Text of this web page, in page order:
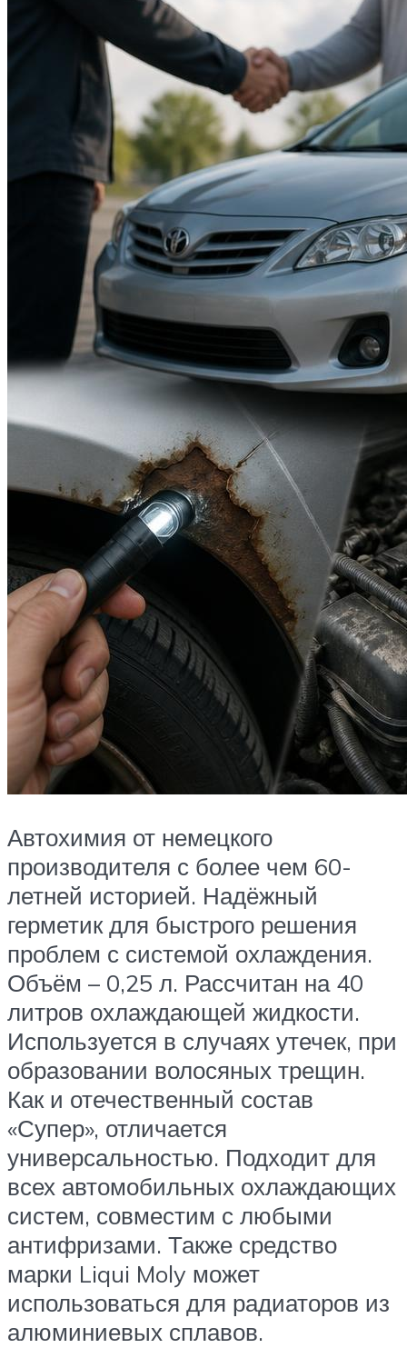
Автохимия от немецкого
производителя с более чем 60-
летней историей. Надёжный
герметик для быстрого решения
проблем с системой охлаждения.
Объём – 0,25 л. Рассчитан на 40
литров охлаждающей жидкости.
Используется в случаях утечек, при
образовании волосяных трещин.
Как и отечественный состав
«Супер», отличается
универсальностью. Подходит для
всех автомобильных охлаждающих
систем, совместим с любыми
антифризами. Также средство
марки Liqui Moly может
использоваться для радиаторов из
алюминиевых сплавов.